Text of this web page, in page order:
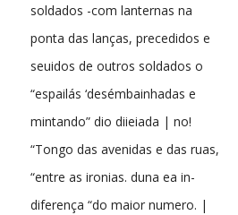
soldados -com lanternas na
ponta das lanças, precedidos e
seuidos de outros soldados o
“espailás ‘desémbainhadas e
mintando” dio diieiada | no!
“Tongo das avenidas e das ruas,
“entre as ironias. duna ea in-
diferença “do maior numero. |